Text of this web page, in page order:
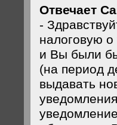
Отвечает
-
налоговую
и Вы были
(на период
выдавать